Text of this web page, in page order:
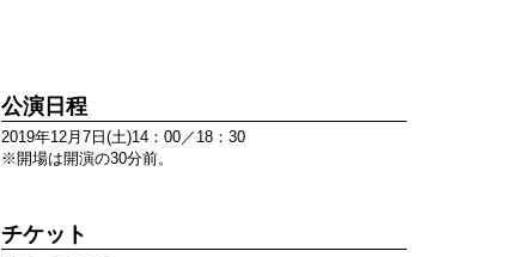
公演日程
2019年12月7日(土)14：00／18：30
※開場は開演の30分前。
チケット